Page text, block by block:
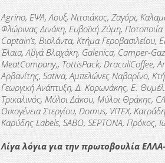
Agrino, ΕΨΑ, Λουξ, Νιτσιάκος, Ζαγόρι,
Φλώρινας Δινάκη, Ευβοϊκή Ζύμη,
Captain’s, Βιολάντα, Κτήμα Γεροβασιλείου,
Έλαια, Aβγά Βλαχάκη, Galenica, Camper-
MeatCompany,, TottisPack, DraculiCoffee,
Αρβανίτης, Sativa, Αμπελώνες Ναβαρίνο,
Γεωργική Ανάπτυξη, Δ. Κορωνάκης, Ε.
Τρικαλινός, Μύλοι Δάκου, Μύλοι Θράκης,
Οικογένεια Στεργίου, Domus, VITEX,
Καρύδης Labels,SABO, SEPTONA, Πρόκος,
Λίγα λόγια για την πρωτοβουλία